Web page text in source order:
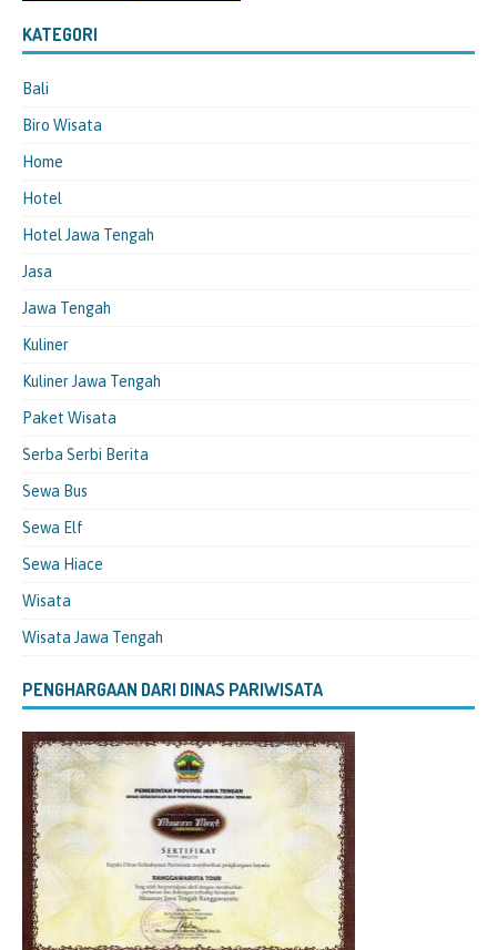
KATEGORI
Bali
Biro Wisata
Home
Hotel
Hotel Jawa Tengah
Jasa
Jawa Tengah
Kuliner
Kuliner Jawa Tengah
Paket Wisata
Serba Serbi Berita
Sewa Bus
Sewa Elf
Sewa Hiace
Wisata
Wisata Jawa Tengah
PENGHARGAAN DARI DINAS PARIWISATA